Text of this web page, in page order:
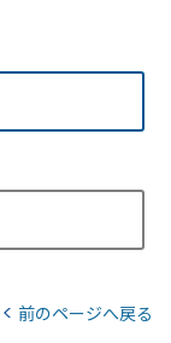
前のページへ戻る